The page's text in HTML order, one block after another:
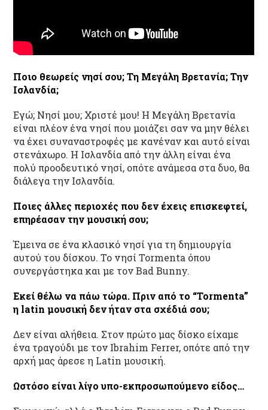
Ποιο θεωρείς νησί σου; Τη Μεγάλη Βρετανία; Την
Ισλανδία;
Εγώ; Νησί μου; Χριστέ μου! Η Μεγάλη Βρετανία
είναι πλέον ένα νησί που μοιάζει σαν να μην θέλει
να έχει συναναστροφές με κανέναν και αυτό είναι
στενάχωρο. Η Ισλανδία από την άλλη είναι ένα
πολύ προοδευτικό νησί, οπότε ανάμεσα στα δυο, θα
διάλεγα την Ισλανδία.
Ποιες άλλες περιοχές που δεν έχεις επισκεφτεί,
επηρέασαν την μουσική σου;
Έμεινα σε ένα κλασικό νησί για τη δημιουργία
αυτού του δίσκου. Το νησί Tormenta όπου
συνεργάστηκα και με τον Bad Bunny.
Εκεί θέλω να πάω τώρα. Πριν από το “Tormenta”
η latin μουσική δεν ήταν στα σχέδιά σου;
Δεν είναι αλήθεια. Στον πρώτο μας δίσκο είχαμε
ένα τραγούδι με τον Ibrahim Ferrer, οπότε από την
αρχή μας άρεσε η Latin μουσική.
Ωστόσο είναι λίγο υπο-εκπροσωπούμενο είδος…